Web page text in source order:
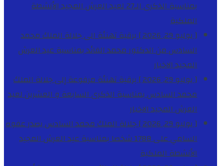
بمناسبة الذكرى الـ27 لعيد العرش المجيد
الأنشطة
الملكية
[ يوليو 29, 2026 ]
برقية تهنئة الى جلالة الملك محمد
السادس من الدكتور محمد الفائد بمناسبة عيد العرش
المجيدالاخبار
[ يوليو 29, 2026 ]
برقية تهنئة مرفوعة إلى جلالة الملك
محمد السادس بمناسبة الذكرى السابعة و العشرين لعيد
العرش المجيدالاخبار
[ يوليو 29, 2026 ]
جلالة الملك محمد السادس يصدر عفوه
السامي على 1788 شخصا بمناسبة عيد العرش المجيد
الأنشطة الملكية